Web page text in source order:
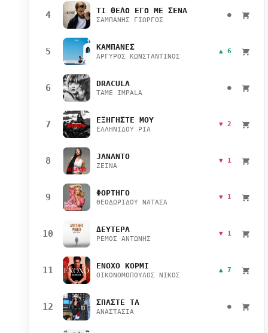
4 ΤΙ ΘΕΛΩ ΕΓΩ ΜΕ ΣΕΝΑ
ΣΑΜΠΑΝΗΣ ΓΙΩΡΓΟΣ
●
5 ΚΑΜΠΑΝΕΣ
ΑΡΓΥΡΟΣ ΚΩΝΣΤΑΝΤΙΝΟΣ
▲ 6
6 DRACULA
TAME IMPALA
●
7 ΕΞΗΓΗΣΤΕ ΜΟΥ
ΕΛΛΗΝΙΔΟΥ ΡΙΑ
▼ 2
8 JANANTO
ZEINA
▼ 1
9 ΦΟΡΤΗΓΟ
ΘΕΟΔΩΡΙΔΟΥ ΝΑΤΑΣΑ
▼ 1
10 ΔΕΥΤΕΡΑ
ΡΕΜΟΣ ΑΝΤΩΝΗΣ
▼ 1
11 ΕΝΟΧΟ ΚΟΡΜΙ
ΟΙΚΟΝΟΜΟΠΟΥΛΟΣ ΝΙΚΟΣ
▲ 7
12 ΣΠΑΣΤΕ ΤΑ
ΑΝΑΣΤΑΣΙΑ
●